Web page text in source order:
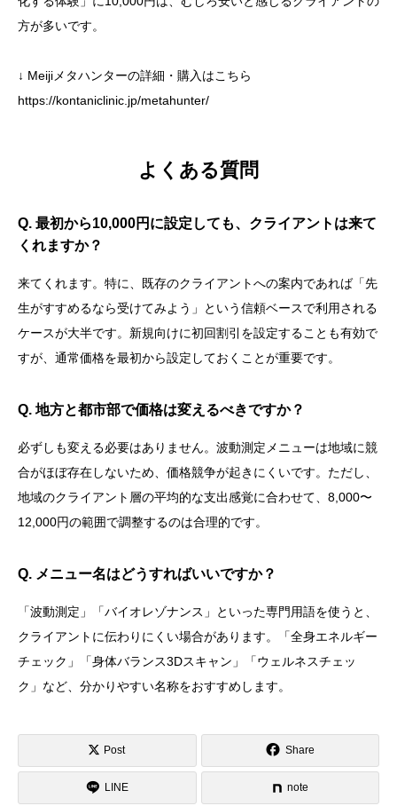
方が多いです。
↓ Meijiメタハンターの詳細・購入はこちら
https://kontaniclinic.jp/metahunter/
よくある質問
Q. 最初から10,000円に設定しても、クライアントは来て
くれますか？
来てくれます。特に、既存のクライアントへの案内であれば「先
生がすすめるなら受けてみよう」という信頼ベースで利用される
ケースが大半です。新規向けに初回割引を設定することも有効で
すが、通常価格を最初から設定しておくことが重要です。
Q. 地方と都市部で価格は変えるべきですか？
必ずしも変える必要はありません。波動測定メニューは地域に競
合がほぼ存在しないため、価格競争が起きにくいです。ただし、
地域のクライアント層の平均的な支出感覚に合わせて、8,000〜
12,000円の範囲で調整するのは合理的です。
Q. メニュー名はどうすればいいですか？
「波動測定」「バイオレゾナンス」といった専門用語を使うと、
クライアントに伝わりにくい場合があります。「全身エネルギー
チェック」「身体バランス3Dスキャン」「ウェルネスチェッ
ク」など、分かりやすい名称をおすすめします。
Post Share
LINE note